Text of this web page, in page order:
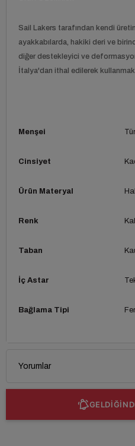
Sail Lakers tarafından kendi
ayakkabılarda, hakiki deri ve
diğer destekleyici ve
İtalya'dan ithal edilerek
Menşei
Cinsiyet
Ürün Materyal
Renk
Taban
İç Astar
Bağlama Tipi
Yorumlar